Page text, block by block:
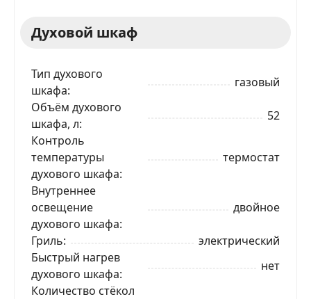
Духовой шкаф
Тип духового
шкафа
газовый
Объём духового
шкафа, л
52
Контроль
температуры
духового шкафа
термостат
Внутреннее
освещение
духового шкафа
двойное
Гриль
электрический
Быстрый нагрев
духового шкафа
нет
Количество стёкол